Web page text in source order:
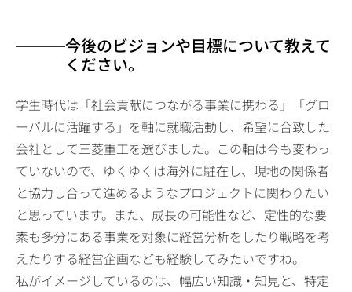
今後のビジョンや目標について教えて
ください。
学生時代は「社会貢献につながる事業に携わる」「グロ
ーバルに活躍する」を軸に就職活動し、希望に合致した
会社として三菱重工を選びました。この軸は今も変わっ
ていないので、ゆくゆくは海外に駐在し、現地の関係者
と協力し合って進めるようなプロジェクトに関わりたい
と思っています。また、成長の可能性など、定性的な要
素も多分にある事業を対象に経営分析をしたり戦略を考
えたりする経営企画なども経験してみたいですね。
私がイメージしているのは、幅広い知識・知見と、特定